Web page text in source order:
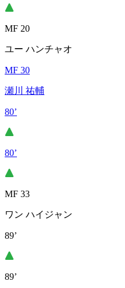
MF 20
ユー ハンチャオ
MF 30
瀬川 祐輔
80’
80’
MF 33
ワン ハイジャン
89’
89’